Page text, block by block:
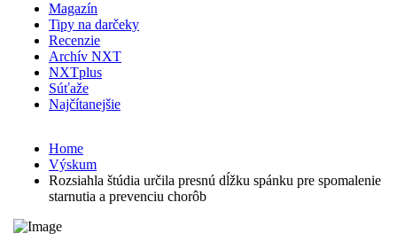
Magazín
Tipy na darčeky
Recenzie
Archív NXT
NXTplus
Súťaže
Najčítanejšie
Home
Výskum
Rozsiahla štúdia určila presnú dĺžku spánku pre spomalenie
starnutia a prevenciu chorôb